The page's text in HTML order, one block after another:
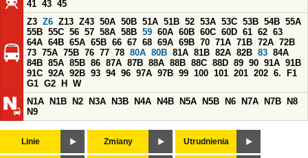
41 43 45
Z3 Z6 Z13 Z43 50A 50B 51A 51B 52 53A 53C 53B 54B 55A
55B 55C 56 57 58A 58B 59 60A 60B 60C 60D 61 62 63
64A 64B 65A 65B 66 67 68 69A 69B 70 71A 71B 72A 72B
73 75A 75B 76 77 78 80A 80B 81A 81B 82A 82B 83 84A
84B 85A 85B 86 87A 87B 88A 88B 88C 88D 89 90 91A 91B
91C 92A 92B 93 94 96 97A 97B 99 100 101 201 202 6.
F1
G1 G2 H
W
N1A
N1B N2 N3A N3B N4A N4B N5A N5B N6 N7A N7B
N8
N9
Linie Zmiany Utrudnienia